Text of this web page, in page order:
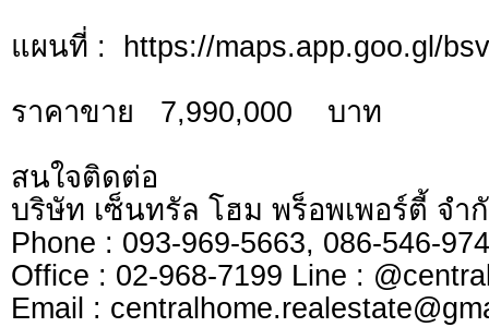
แผนที่ : https://maps.app.goo.gl/
ราคาขาย 7,990,000 บาท
สนใจติดต่อ
บริษัท เซ็นทรัล โฮม พร็อพเพอร์ตี้ จำ
Phone : 093-969-5663, 086-546-
Office : 02-968-7199 Line :
​​​​​​​Email :